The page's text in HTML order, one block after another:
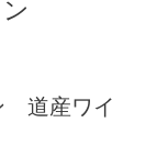
道産ワイ